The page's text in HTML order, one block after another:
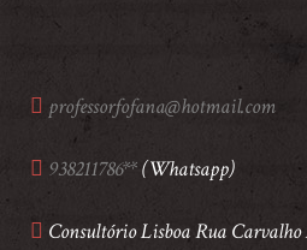
professorfofana@hotmail.com
938211786**(Whatsapp)
Consultório Lisboa Rua